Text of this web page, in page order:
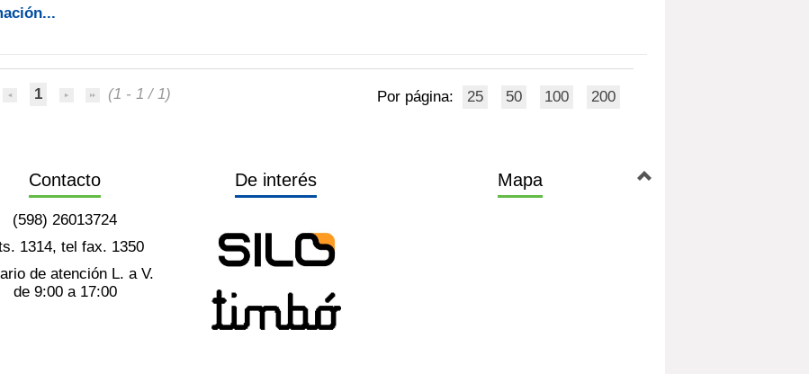
1 (1 - 1 / 1) Por página: 25 50 100 200
Contacto
(598) 26013724
1314, tel fax. 1350
de atención L. a V.
de 9:00 a 17:00
De interés Mapa